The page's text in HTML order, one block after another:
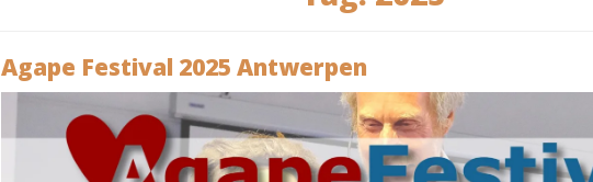
Agape Festival 2025 Antwerpen